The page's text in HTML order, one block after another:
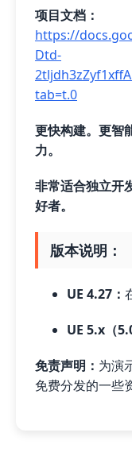
项目文档：
https://
Dtd-
tab=t.0
更快构建。更智
力。
非常适合独立
好者。
版本说明：
UE 4.27：
UE 5.x（
免责声明： 为演
免费分发的一些